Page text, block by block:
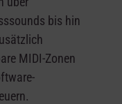
bis hin
MIDI-Zonen